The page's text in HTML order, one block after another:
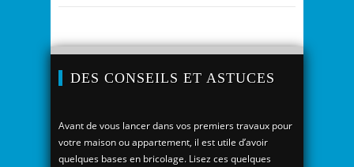
DES CONSEILS ET ASTUCES
Avant de vous lancer dans vos premiers travaux pour
votre maison ou appartement, il est utile d’avoir
quelques bases en bricolage. Lisez ces quelques